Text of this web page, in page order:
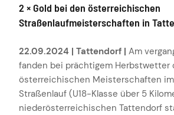
2 × Gold bei den österreichischen
Straßenlaufmeisterschaften in
22.09.2024 | Tattendorf | Am
fanden bei prächtigem Herbstwetter
österreichischen Meisterschaften
Straßenlauf (U18-Klasse über 5
niederösterreichischen Tattendorf